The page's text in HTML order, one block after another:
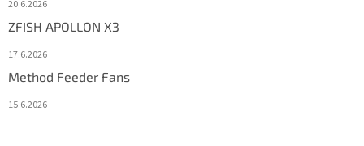
20.6.2026
ZFISH APOLLON X3
17.6.2026
Method Feeder Fans
15.6.2026